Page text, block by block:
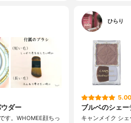
ダー
す。WHOMEE顔ちっ
ひらり
5.00
ブルベのシェー
キャンメイク シ